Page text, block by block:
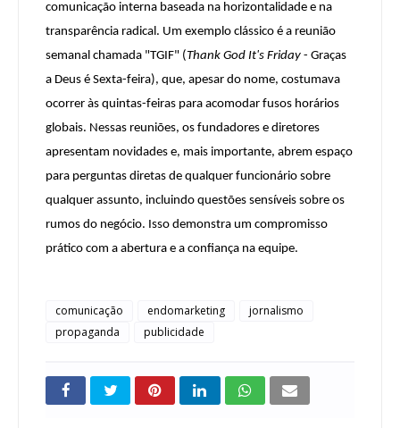
comunicação interna baseada na horizontalidade e na
transparência radical. Um exemplo clássico é a reunião
semanal chamada "TGIF" (Thank God It's Friday - Graças
a Deus é Sexta-feira), que, apesar do nome, costumava
ocorrer às quintas-feiras para acomodar fusos horários
globais. Nessas reuniões, os fundadores e diretores
apresentam novidades e, mais importante, abrem espaço
para perguntas diretas de qualquer funcionário sobre
qualquer assunto, incluindo questões sensíveis sobre os
rumos do negócio. Isso demonstra um compromisso
prático com a abertura e a confiança na equipe.
comunicação endomarketing
jornalismo
propaganda
publicidade